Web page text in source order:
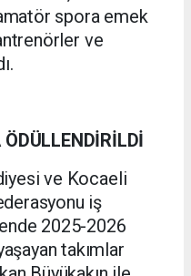
spora emek
ve
ve Kocaeli
iş
2025-2026
takımlar